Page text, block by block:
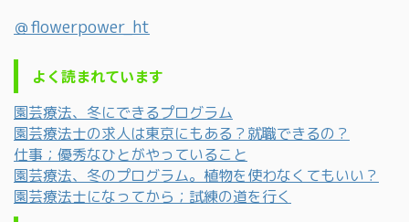
＠flowerpower_ht
よく読まれています
園芸療法、冬にできるプログラム
園芸療法士の求人は東京にもある？就職できるの？
仕事；優秀なひとがやっていること
園芸療法、冬のプログラム。植物を使わなくてもいい？
園芸療法士になってから；試練の道を行く